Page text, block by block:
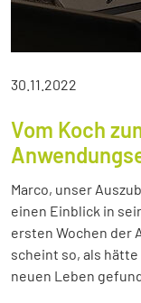
30.11.2022
Vom Koch
Marco, unser
einen Einblick in
ersten Wochen der
scheint so, als
neuen Leben